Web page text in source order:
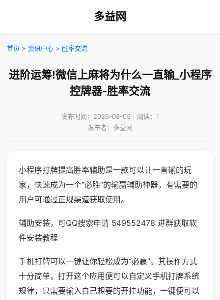
多益网
首页 > 资讯中心 > 胜率交流
进阶运筹!微信上麻将为什么一直输_小程序
控牌器-胜率交流
发布时间：2026-08-05｜阅读：1
发布者：多益网
小程序打牌提高胜率辅助是一款可以让一直输的玩
家，快速成为一个“必胜”的输赢辅助神器，有需要的
用户可通过正规渠道获取使用。
辅助安装，可QQ搜索申请 549552478 进群获取软
件安装教程
手机打牌可以一键让你轻松成为“必赢”。其操作方式
十分简单，打开这个应用便可以自定义手机打牌系统
规律，只需要输入自己想要的开挂功能，一键便可以